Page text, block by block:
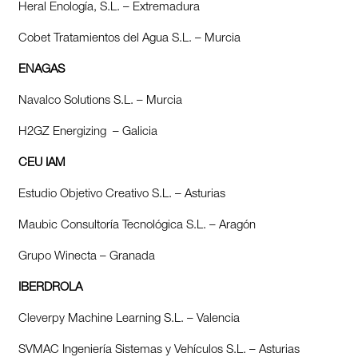
Heral Enología, S.L. – Extremadura
Cobet Tratamientos del Agua S.L. – Murcia
ENAGAS
Navalco Solutions S.L. – Murcia
H2GZ Energizing – Galicia
CEU IAM
Estudio Objetivo Creativo S.L. – Asturias
Maubic Consultoría Tecnológica S.L. – Aragón
Grupo Winecta – Granada
IBERDROLA
Cleverpy Machine Learning S.L. – Valencia
SVMAC Ingeniería Sistemas y Vehículos S.L. – Asturias